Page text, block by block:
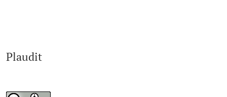
Plaudit